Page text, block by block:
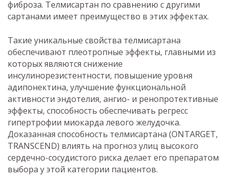
фиброза. Телмисартан по сравнению с другими
сартанами имеет преимущество в этих эффектах.
Такие уникальные свойства телмисартана
обеспечивают плеотропные эффекты, главными из
которых являются снижение
инсулинорезистентности, повышение уровня
адипонектина, улучшение функциональной
активности эндотелия, ангио- и ренопротективные
эффекты, способность обеспечивать регресс
гипертрофии миокарда левого желудочка.
Доказанная способность телмисартана (ONTARGET,
TRANSCEND) влиять на прогноз улиц высокого
сердечно-сосудистого риска делает его препаратом
выбора у этой категории пациентов.